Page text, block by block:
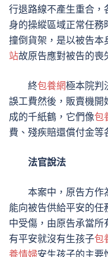
行退路線不產生重合，
身的操縱區域正常任務
撞倒貨架，是以被告本
站故原告應對被告的喪
終包養網極本院判
誤工費然後，販賣機開
成的千紙鶴，它們像包
費、殘疾賠還償付金等
法官說法
本案中，原告方作
能向被告供給平安的
中受傷，由原告承當
有平安就沒有生孩子包
養情婦安生孩子的主要